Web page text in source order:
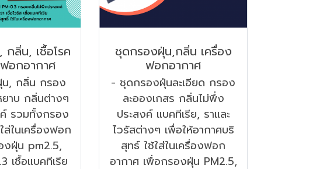
ลิ่น, เชื้อโรค
อกอากาศ
, กลิ่น กรอง
าบ กลิ่นต่างๆ
รวมทั้งกรอง
ส่ในเครื่องฟอก
งฝุ่น pm2.5,
เชื้อแบคทีเรีย
ชุดกรองฝุ่น,กลิ่น เครื่อง
ฟอกอากาศ
- ชุดกรองฝุ่นละเอียด กรอง
ละอองเกสร กลิ่นไม่พึ่ง
ประสงค์ แบคทีเรีย, ราและ
ไวรัสต่างๆ เพื่อให้อากาศบริ
สุทธ์ ใช้ใส่ในเครื่องฟอก
อากาศ เพื่อกรองฝุ่น PM2.5,